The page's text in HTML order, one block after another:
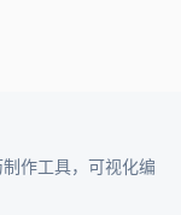
作工具，可视化编